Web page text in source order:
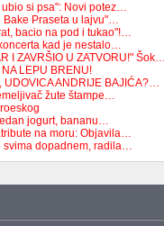
si psa": Novi potez…
Bake Praseta u lajvu"…
bacio na pod i tukao"!…
kad je nestalo…
I ZAVRŠIO U ZATVORU!" Šok…
LEPU BRENU!
UDOVICA ANDRIJE BAJIĆA?…
žute štampe…
jogurt, bananu…
na moru: Objavila…
svima dopadnem, radila…